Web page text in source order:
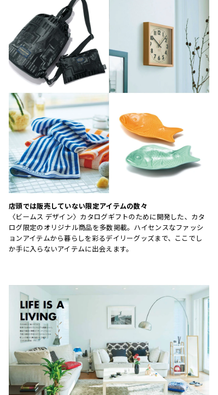
店頭では販売していない限定アイテムの数々
〈ビームス デザイン〉カタログギフトのために開発した、カタ
ログ限定のオリジナル商品を多数掲載。ハイセンスなファッシ
ョンアイテムから暮らしを彩るデイリーグッズまで、ここでし
か手に入らないアイテムに出会えます。